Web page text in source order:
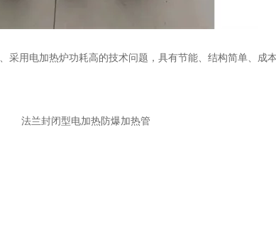
采用电加热炉功耗高的技术问题，具有节能、结构简单、成